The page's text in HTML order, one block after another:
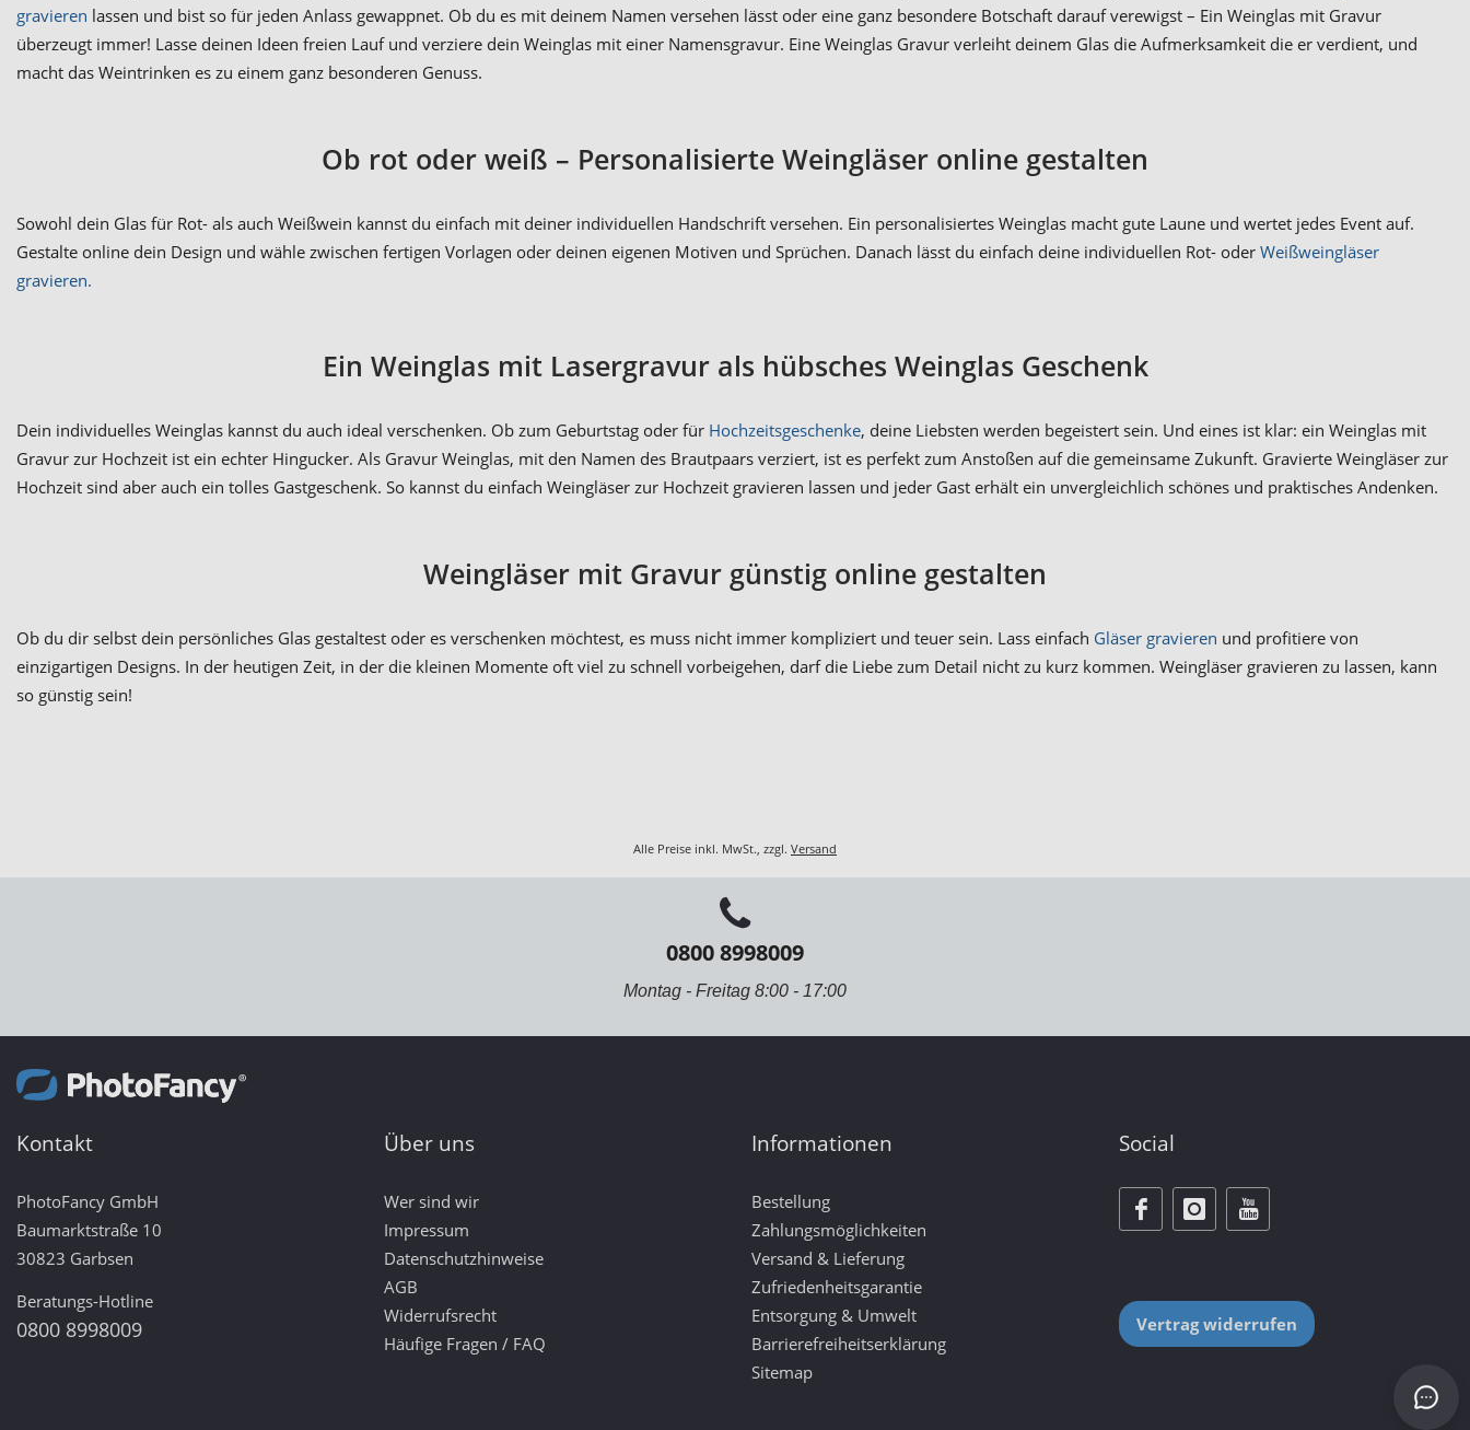
gravieren lassen und bist so für jeden Anlass gewappnet. Ob du es mit deinem Namen versehen lässt oder eine ganz besondere Botschaft darauf verewigst – Ein Weinglas mit Gravur
überzeugt immer! Lasse deinen Ideen freien Lauf und verziere dein Weinglas mit einer Namensgravur. Eine Weinglas Gravur verleiht deinem Glas die Aufmerksamkeit die er verdient, und
macht das Weintrinken es zu einem ganz besonderen Genuss.
Ob rot oder weiß – Personalisierte Weingläser online gestalten
Sowohl dein Glas für Rot- als auch Weißwein kannst du einfach mit deiner individuellen Handschrift versehen. Ein personalisiertes Weinglas macht gute Laune und wertet jedes Event auf.
Gestalte online dein Design und wähle zwischen fertigen Vorlagen oder deinen eigenen Motiven und Sprüchen. Danach lässt du einfach deine individuellen Rot- oder Weißweingläser
gravieren.
Ein Weinglas mit Lasergravur als hübsches Weinglas Geschenk
Dein individuelles Weinglas kannst du auch ideal verschenken. Ob zum Geburtstag oder für Hochzeitsgeschenke, deine Liebsten werden begeistert sein. Und eines ist klar: ein Weinglas mit
Gravur zur Hochzeit ist ein echter Hingucker. Als Gravur Weinglas, mit den Namen des Brautpaars verziert, ist es perfekt zum Anstoßen auf die gemeinsame Zukunft. Gravierte Weingläser zur
Hochzeit sind aber auch ein tolles Gastgeschenk. So kannst du einfach Weingläser zur Hochzeit gravieren lassen und jeder Gast erhält ein unvergleichlich schönes und praktisches Andenken.
Weingläser mit Gravur günstig online gestalten
Ob du dir selbst dein persönliches Glas gestaltest oder es verschenken möchtest, es muss nicht immer kompliziert und teuer sein. Lass einfach Gläser gravieren und profitiere von
einzigartigen Designs. In der heutigen Zeit, in der die kleinen Momente oft viel zu schnell vorbeigehen, darf die Liebe zum Detail nicht zu kurz kommen. Weingläser gravieren zu lassen, kann
so günstig sein!
Alle Preise inkl. MwSt., zzgl. Versand
0800 8998009
Montag - Freitag 8:00 - 17:00
Kontakt
PhotoFancy GmbH
Baumarktstraße 10
30823 Garbsen
Beratungs-Hotline
0800 8998009
Über uns
Wer sind wir
Impressum
Datenschutzhinweise
AGB
Widerrufsrecht
Häufige Fragen / FAQ
Informationen
Bestellung
Zahlungsmöglichkeiten
Versand & Lieferung
Zufriedenheitsgarantie
Entsorgung & Umwelt
Barrierefreiheitserklärung
Sitemap
Social
Vertrag widerrufen